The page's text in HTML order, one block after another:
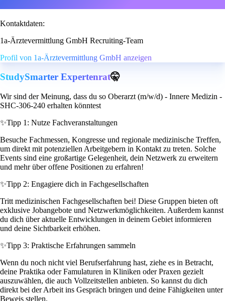
Kontaktdaten:
1a-Ärztevermittlung GmbH Recruiting-Team
Profil von 1a-Ärztevermittlung GmbH anzeigen
StudySmarter Expertenrat🤫
Wir sind der Meinung, dass du so Oberarzt (m/w/d) - Innere Medizin -
SHC-306-240 erhalten könntest
✨Tipp 1: Nutze Fachveranstaltungen
Besuche Fachmessen, Kongresse und regionale medizinische Treffen,
um direkt mit potenziellen Arbeitgebern in Kontakt zu treten. Solche
Events sind eine großartige Gelegenheit, dein Netzwerk zu erweitern
und mehr über offene Positionen zu erfahren!
✨Tipp 2: Engagiere dich in Fachgesellschaften
Tritt medizinischen Fachgesellschaften bei! Diese Gruppen bieten oft
exklusive Jobangebote und Netzwerkmöglichkeiten. Außerdem kannst
du dich über aktuelle Entwicklungen in deinem Gebiet informieren
und deine Sichtbarkeit erhöhen.
✨Tipp 3: Praktische Erfahrungen sammeln
Wenn du noch nicht viel Berufserfahrung hast, ziehe es in Betracht,
deine Praktika oder Famulaturen in Kliniken oder Praxen gezielt
auszuwählen, die auch Vollzeitstellen anbieten. So kannst du dich
direkt bei der Arbeit ins Gespräch bringen und deine Fähigkeiten unter
Beweis stellen.